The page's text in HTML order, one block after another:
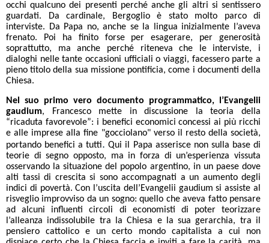
occhi qualcuno dei presenti perché anche gli altri si sentissero
guardati. Da cardinale, Bergoglio è stato molto parco di
interviste. Da Papa no, anche se la lingua inizialmente l’aveva
frenato. Poi ha finito forse per esagerare, per generosità
soprattutto, ma anche perché riteneva che le interviste, i
dialoghi nelle tante occasioni ufficiali o viaggi, facessero parte a
pieno titolo della sua missione pontificia, come i documenti della
Chiesa.
Nel suo primo vero documento programmatico, l’Evangelii
gaudium, Francesco mette in discussione la teoria della
“ricaduta favorevole”: i benefici economici concessi ai più ricchi
e alle imprese alla fine "gocciolano" verso il resto della società,
portando benefici a tutti. Qui il Papa asserisce non sulla base di
teorie di segno opposto, ma in forza di un’esperienza vissuta
osservando la situazione del popolo argentino, in un paese dove
alti tassi di crescita si sono accompagnati a un aumento degli
indici di povertà. Con l’uscita dell’Evangelii gaudium si assiste al
risveglio improvviso da un sogno: quello che aveva fatto pensare
ad alcuni influenti circoli di economisti di poter teorizzare
l’alleanza indissolubile tra la Chiesa e la sua gerarchia, tra il
pensiero cattolico e un certo mondo capitalista a cui non